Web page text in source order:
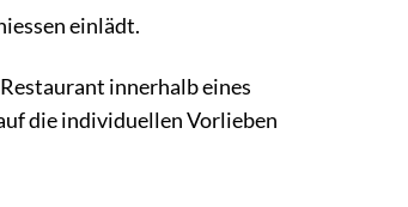
einlädt.
innerhalb eines
die individuellen Vorlieben